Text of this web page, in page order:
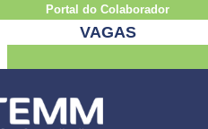
Portal do Colaborador
VAGAS